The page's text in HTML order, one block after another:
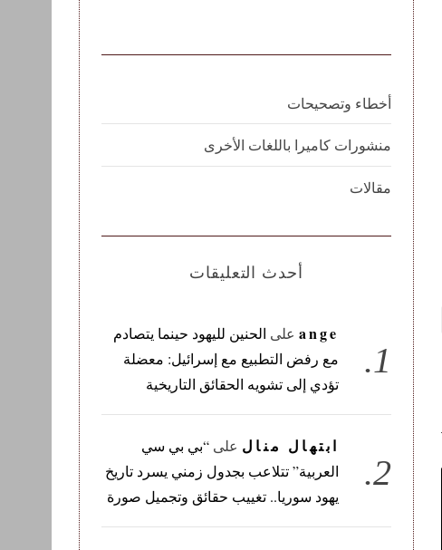
أخطاء وتصحيحات
منشورات كاميرا باللغات الأخرى
مقالات
أحدث التعليقات
ange على الحنين لليهود حينما يتصادم
مع رفض التطبيع مع إسرائيل: معضلة
تؤدي إلى تشويه الحقائق التاريخية
ابتهال منال على “بي بي سي
العربية” تتلاعب بجدول زمني يسرد تاريخ
يهود سوريا.. تغييب حقائق وتجميل صورة